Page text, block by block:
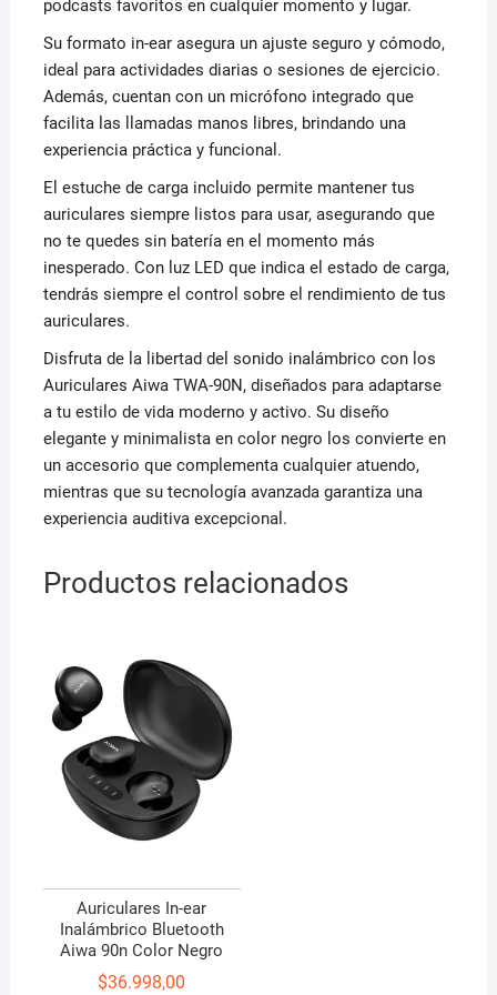
podcasts favoritos en cualquier momento y lugar.
Su formato in-ear asegura un ajuste seguro y cómodo,
ideal para actividades diarias o sesiones de ejercicio.
Además, cuentan con un micrófono integrado que
facilita las llamadas manos libres, brindando una
experiencia práctica y funcional.
El estuche de carga incluido permite mantener tus
auriculares siempre listos para usar, asegurando que
no te quedes sin batería en el momento más
inesperado. Con luz LED que indica el estado de carga,
tendrás siempre el control sobre el rendimiento de tus
auriculares.
Disfruta de la libertad del sonido inalámbrico con los
Auriculares Aiwa TWA-90N, diseñados para adaptarse
a tu estilo de vida moderno y activo. Su diseño
elegante y minimalista en color negro los convierte en
un accesorio que complementa cualquier atuendo,
mientras que su tecnología avanzada garantiza una
experiencia auditiva excepcional.
Productos relacionados
Auriculares In-ear
Inalámbrico Bluetooth
Aiwa 90n Color Negro
$36.998,00